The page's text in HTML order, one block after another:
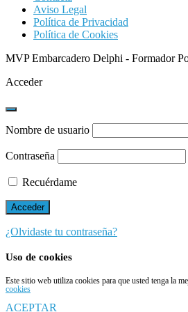
Aviso Legal
Política de Privacidad
Política de Cookies
MVP Embarcadero Delphi - Formador
Acceder
Nombre de usuario
Contraseña
Recuérdame
¿Olvidaste tu contraseña?
Uso de cookies
Este sitio web utiliza cookies para que usted tenga la
cookies
ACEPTAR